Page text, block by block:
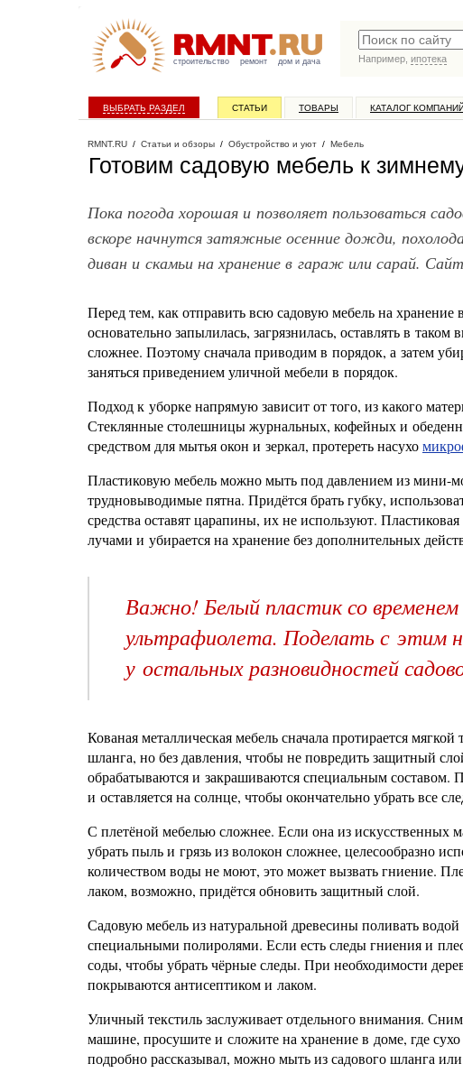
строительство ремонт дом и дача
Например, ипотека
ВЫБРАТЬ РАЗДЕЛ СТАТЬИ ТОВАРЫ КАТАЛОГ
RMNT.RU / Статьи и обзоры / Обустройство и уют / Мебель
Готовим садовую мебель к
Пока погода хорошая и позволяет пользоваться
вскоре начнутся затяжные осенние дожди,
диван и скамьи на хранение в гараж или сарай.
Перед тем, как отправить всю садовую мебель на
основательно запылилась, загрязнилась, оставлять в
сложнее. Поэтому сначала приводим в порядок, а затем
заняться приведением уличной мебели в порядок.
Подход к уборке напрямую зависит от того, из какого
Стеклянные столешницы журнальных, кофейных и
средством для мытья окон и зеркал, протереть насухо
Пластиковую мебель можно мыть под давлением из мини-
трудновыводимые пятна. Придётся брать губку,
средства оставят царапины, их не используют.
лучами и убирается на хранение без дополнительных
Важно! Белый пластик со
ультрафиолета. Поделать с этим
у остальных разновидностей
Кованая металлическая мебель сначала протирается
шланга, но без давления, чтобы не повредить защитный
обрабатываются и закрашиваются специальным составом.
и оставляется на солнце, чтобы окончательно убрать все
С плетёной мебелью сложнее. Если она из искусственных
убрать пыль и грязь из волокон сложнее, целесообразно
количеством воды не моют, это может вызвать гниение.
лаком, возможно, придётся обновить защитный слой.
Садовую мебель из натуральной древесины поливать
специальными полиролями. Если есть следы гниения и
соды, чтобы убрать чёрные следы. При необходимости
покрываются антисептиком и лаком.
Уличный текстиль заслуживает отдельного внимания.
машине, просушите и сложите на хранение в доме, где
подробно рассказывал, можно мыть из садового шланга